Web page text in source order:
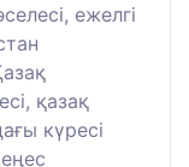
ежелгі
қазақ
күресі